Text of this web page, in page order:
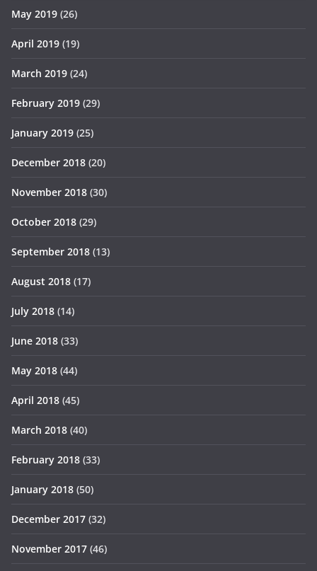
May 2019 (26)
April 2019 (19)
March 2019 (24)
February 2019 (29)
January 2019 (25)
December 2018 (20)
November 2018 (30)
October 2018 (29)
September 2018 (13)
August 2018 (17)
July 2018 (14)
June 2018 (33)
May 2018 (44)
April 2018 (45)
March 2018 (40)
February 2018 (33)
January 2018 (50)
December 2017 (32)
November 2017 (46)